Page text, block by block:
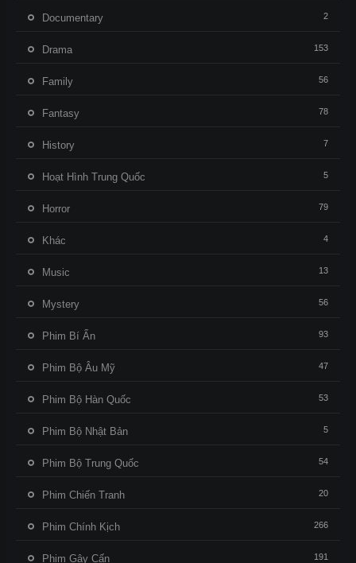
Documentary 2
Drama 153
Family 56
Fantasy 78
History 7
Hoạt Hình Trung Quốc 5
Horror 79
Khác 4
Music 13
Mystery 56
Phim Bí Ẩn 93
Phim Bộ Âu Mỹ 47
Phim Bộ Hàn Quốc 53
Phim Bộ Nhật Bản 5
Phim Bộ Trung Quốc 54
Phim Chiến Tranh 20
Phim Chính Kịch 266
Phim Gây Cấn 191